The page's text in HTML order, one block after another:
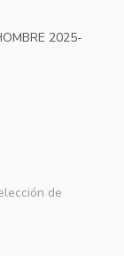
2025-
de